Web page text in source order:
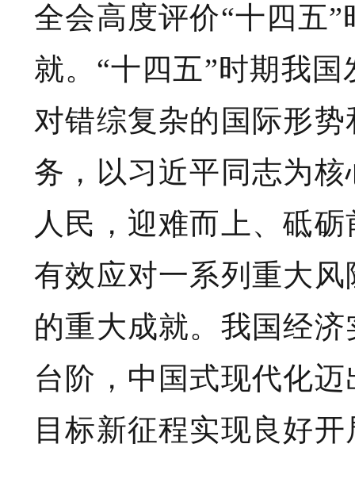
全会高度评价“十四五
就。“十四五”时期我
对错综复杂的国际形
务，以习近平同志为
人民，迎难而上、砥
有效应对一系列重大
的重大成就。我国经
台阶，中国式现代化
目标新征程实现良好开